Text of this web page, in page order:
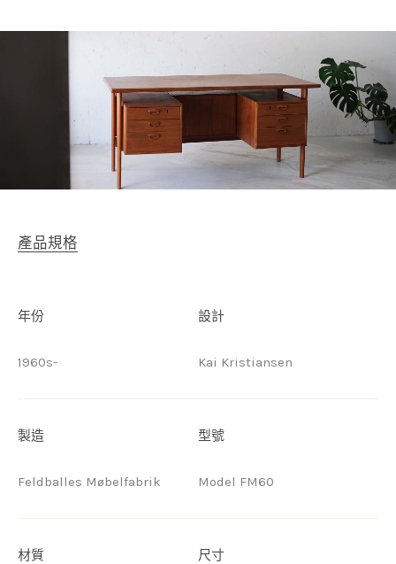
產品規格
年份
1960s-
設計
Kai Kristiansen
製造
Feldballes Møbelfabrik
型號
Model FM60
材質 尺寸